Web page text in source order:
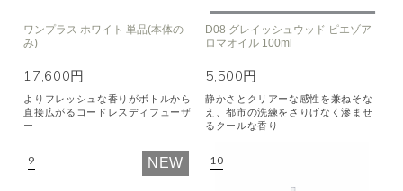
ワンプラス ホワイト 単品(本体の
み)
17,600円
よりフレッシュな香りがボトルから
直接広がるコードレスディフューザ
ー
D08 グレイッシュウッド ピエゾア
ロマオイル 100ml
5,500円
静かさとクリアーな感性を兼ねそな
え、都市の洗練をさりげなく滲ませ
るクールな香り
NEW